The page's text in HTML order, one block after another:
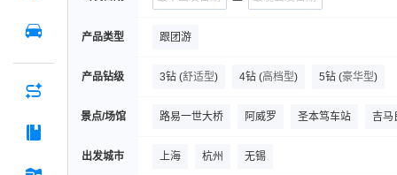
产品类型 跟团游
产品钻级 3钻 (舒适型) 4钻 (高档型) 5钻 (豪华型)
景点/场馆 路易一世大桥 阿威罗 圣本笃车站 吉马
奥比多斯村 佩纳宫
出发城市 上海 杭州 无锡